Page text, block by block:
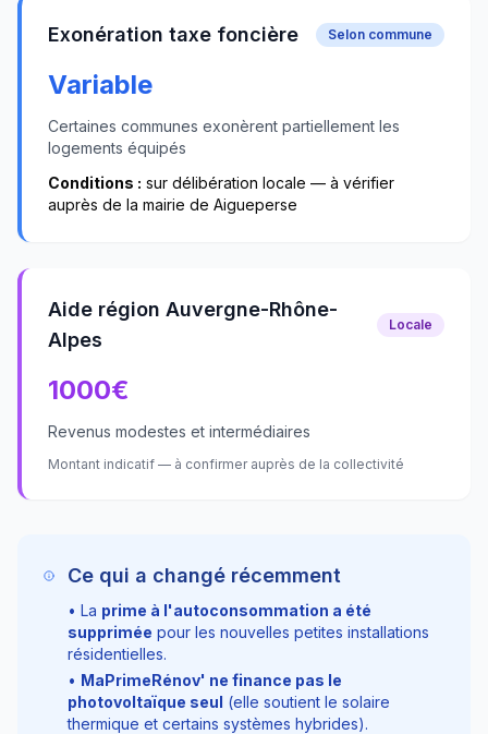
Exonération taxe foncière Selon commune
Variable
Certaines communes exonèrent partiellement les
logements équipés
Conditions : sur délibération locale — à vérifier
auprès de la mairie de Aigueperse
Aide région Auvergne-Rhône-
Alpes
Locale
1000€
Revenus modestes et intermédiaires
Montant indicatif — à confirmer auprès de la collectivité
Ce qui a changé récemment
• La prime à l'autoconsommation a été
supprimée pour les nouvelles petites installations
résidentielles.
• MaPrimeRénov' ne finance pas le
photovoltaïque seul (elle soutient le solaire
thermique et certains systèmes hybrides).